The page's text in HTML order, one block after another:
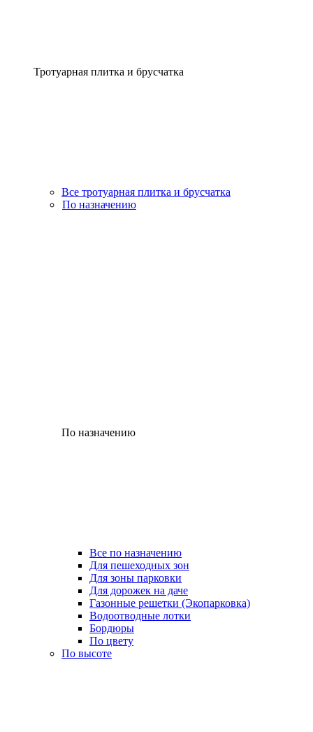
Тротуарная плитка и брусчатка
Все тротуарная плитка и брусчатка
По назначению
По назначению
Все по назначению
Для пешеходных зон
Для зоны парковки
Для дорожек на даче
Газонные решетки (Экопарковка)
Водоотводные лотки
Бордюры
По цвету
По высоте